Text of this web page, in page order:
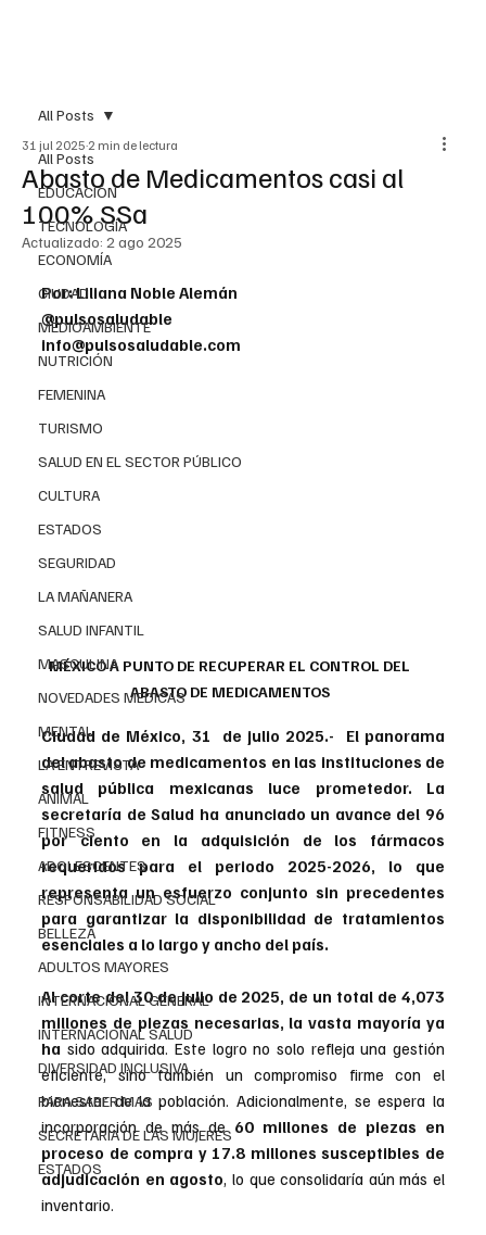
All Posts
EDUCACIÓN
TECNOLOGÍA
ECONOMÍA
CIUDAD
MEDIOAMBIENTE
NUTRICIÓN
FEMENINA
TURISMO
SALUD EN EL SECTOR PÚBLICO
CULTURA
ESTADOS
SEGURIDAD
LA MAÑANERA
SALUD INFANTIL
MASCULINA
NOVEDADES MEDICAS
MENTAL
LA ENTREVISTA
ANIMAL
FITNESS
ADOLESCENTES
RESPONSABILIDAD SOCIAL
BELLEZA
ADULTOS MAYORES
INTERNACIONAL GENERAL
INTERNACIONAL SALUD
DIVERSIDAD INCLUSIVA
PARA SABER MAS
SECRETARIA DE LAS MUJERES
ESTADOS
All Posts
Abasto de Medicamentos casi al
100% SSa
31 jul 2025 2 min de lectura
Actualizado: 2 ago 2025
Por: Liliana Noble Alemán
@pulsosaludable
info@pulsosaludable.com
MÉXICO A PUNTO DE RECUPERAR EL CONTROL DEL
ABASTO DE MEDICAMENTOS
Ciudad de México, 31  de julio 2025.- El panorama
del abasto de medicamentos en las instituciones de
secretaría de Salud ha anunciado un avance del 96
por ciento en la adquisición de los fármacos
requeridos para el periodo 2025-2026, lo que
representa un esfuerzo conjunto sin precedentes
para garantizar la disponibilidad de tratamientos
esenciales a lo largo y ancho del país.
Al corte del 30 de julio de 2025, de un total de 4,073
millones de piezas necesarias, la vasta mayoría ya
ha sido adquirida. Este logro no solo refleja una gestión
eficiente, sino también un compromiso firme con el
bienestar de la población. Adicionalmente, se espera la
incorporación de más de 60 millones de piezas en
proceso de compra y 17.8 millones susceptibles de
adjudicación en agosto, lo que consolidaría aún más el
inventario.